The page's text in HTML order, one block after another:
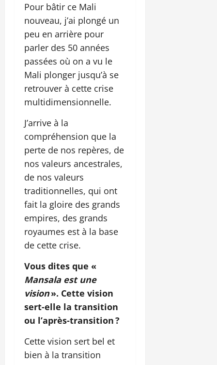
Pour bâtir ce Mali
nouveau, j’ai plongé un
peu en arrière pour
parler des 50 années
passées où on a vu le
Mali plonger jusqu’à se
retrouver à cette crise
multidimensionnelle.
J’arrive à la
compréhension que la
perte de nos repères, de
nos valeurs ancestrales,
de nos valeurs
traditionnelles, qui ont
fait la gloire des grands
empires, des grands
royaumes est à la base
de cette crise.
Vous dites que «
Mansala est une
vision». Cette vision
sert-elle la transition
ou l’après-transition ?
Cette vision sert bel et
bien à la transition